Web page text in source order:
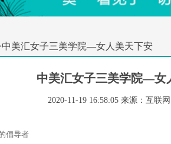
中美汇女子三美学院—女人美天下安
中美汇女子三美学院—女
2020-11-19 16:58:05 来源：互联网
倡导者